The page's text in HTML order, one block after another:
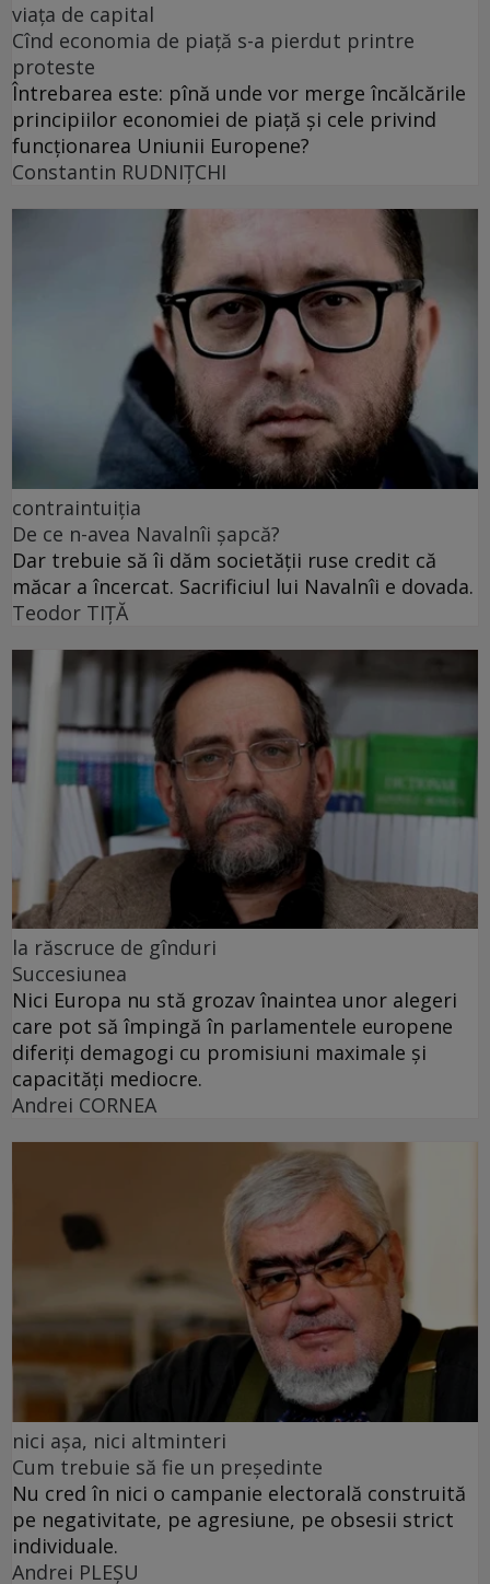
viața de capital
Cînd economia de piață s-a pierdut printre
proteste
Întrebarea este: pînă unde vor merge încălcările
principiilor economiei de piață și cele privind
funcționarea Uniunii Europene?
Constantin RUDNIŢCHI
contraintuiția
De ce n-avea Navalnîi șapcă?
Dar trebuie să îi dăm societății ruse credit că
măcar a încercat. Sacrificiul lui Navalnîi e dovada.
Teodor TIŢĂ
la răscruce de gînduri
Succesiunea
Nici Europa nu stă grozav înaintea unor alegeri
care pot să împingă în parlamentele europene
diferiți demagogi cu promisiuni maximale și
capacități mediocre.
Andrei CORNEA
nici așa, nici altminteri
Cum trebuie să fie un președinte
Nu cred în nici o campanie electorală construită
pe negativitate, pe agresiune, pe obsesii strict
individuale.
Andrei PLEŞU